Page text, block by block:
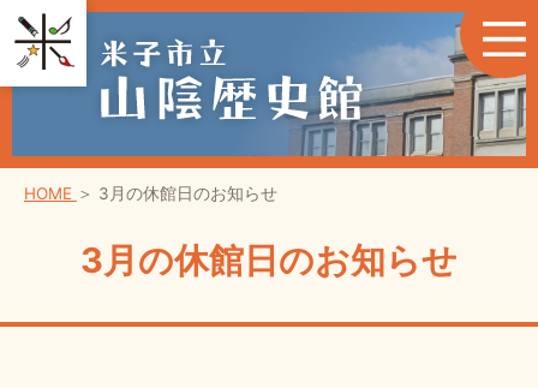
HOME ＞ 3月の休館日のお知らせ
3月の休館日のお知らせ